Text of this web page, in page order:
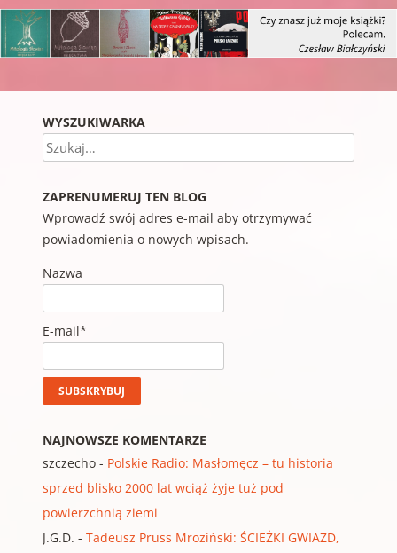
WYSZUKIWARKA
Szukaj
ZAPRENUMERUJ TEN BLOG
Wprowadź swój adres e-mail aby otrzymywać
powiadomienia o nowych wpisach.
Nazwa
E-mail*
NAJNOWSZE KOMENTARZE
szczecho- Polskie Radio: Masłomęcz – tu historia
sprzed blisko 2000 lat wciąż żyje tuż pod
powierzchnią ziemi
J.G.D. - Tadeusz Pruss Mroziński: ŚCIEŻKI GWIAZD,